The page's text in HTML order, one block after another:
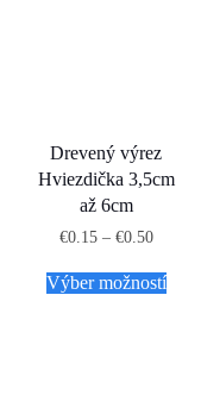
Drevený výrez
Hviezdička 3,5cm
až 6cm
€0.15– €0.50
Výber možností